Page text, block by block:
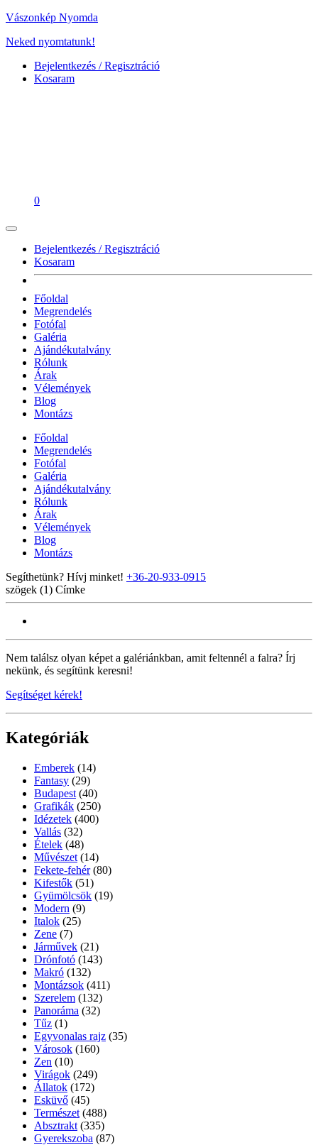
Vászonkép Nyomda
Neked nyomtatunk!
Bejelentkezés / Regisztráció
Kosaram
0
Bejelentkezés / Regisztráció
Kosaram
Főoldal
Megrendelés
Fotófal
Galéria
Ajándékutalvány
Rólunk
Árak
Vélemények
Blog
Montázs
Főoldal
Megrendelés
Fotófal
Galéria
Ajándékutalvány
Rólunk
Árak
Vélemények
Blog
Montázs
Segíthetünk? Hívj minket! +36-20-933-0915
szögek (1) Címke
Nem találsz olyan képet a galériánkban, amit feltennél a falra? Írj
nekünk, és segítünk keresni!
Segítséget kérek!
Kategóriák
Emberek (14)
Fantasy (29)
Budapest (40)
Grafikák (250)
Idézetek (400)
Vallás (32)
Ételek (48)
Művészet (14)
Fekete-fehér (80)
Kifestők (51)
Gyümölcsök (19)
Modern (9)
Italok (25)
Zene (7)
Járművek (21)
Drónfotó (143)
Makró (132)
Montázsok (411)
Szerelem (132)
Panoráma (32)
Tűz (1)
Egyvonalas rajz (35)
Városok (160)
Zen (10)
Virágok (249)
Állatok (172)
Esküvő (45)
Természet (488)
Absztrakt (335)
Gyerekszoba (87)